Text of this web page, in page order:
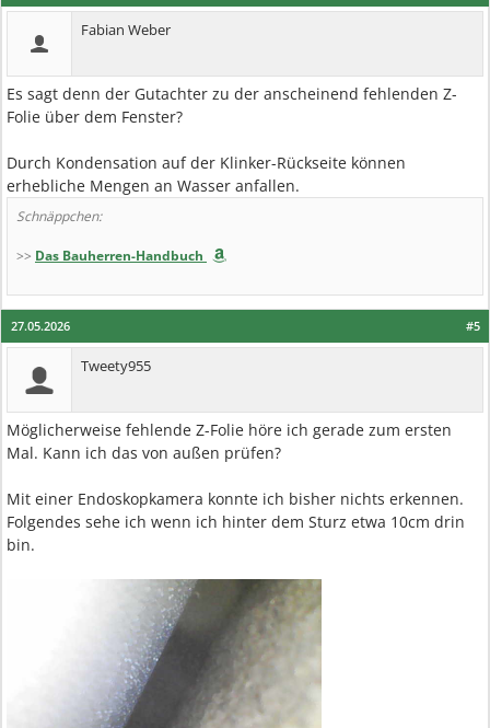
Fabian Weber
Es sagt denn der Gutachter zu der anscheinend fehlenden Z-
Folie über dem Fenster?
Durch Kondensation auf der Klinker-Rückseite können
erhebliche Mengen an Wasser anfallen.
Schnäppchen:
>> Das Bauherren-Handbuch
#5
27.05.2026
Tweety955
Möglicherweise fehlende Z-Folie höre ich gerade zum ersten
Mal. Kann ich das von außen prüfen?
Mit einer Endoskopkamera konnte ich bisher nichts erkennen.
Folgendes sehe ich wenn ich hinter dem Sturz etwa 10cm drin
bin.